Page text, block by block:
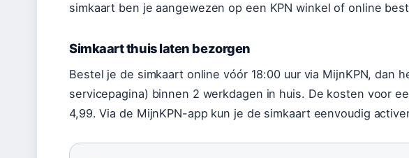
simkaart ben je aangewezen op een KPN winkel of online
Simkaart thuis laten bezorgen
Bestel je de simkaart online vóór 18:00 uur via MijnKPN, dan
servicepagina) binnen 2 werkdagen in huis. De kosten voor
4,99. Via de MijnKPN-app kun je de simkaart eenvoudig